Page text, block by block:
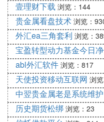
OneCloud于 2017年下
增长都在500%以上。
几千万的水平，预计今
“从最早与投资方接触到
时间。”OneCloud创始
是后疫情时代、新基建
域获得的一笔代表性投
壹理财下载 浏览：144
贵金属看盘技术 浏览：
外汇ea三角套利 浏览：
宝盈转型动力基金今日
abl外汇软件 浏览：817
天使投资移动互联网 浏
中翌贵金属老是系统维护
历史期货松绑 浏览：23